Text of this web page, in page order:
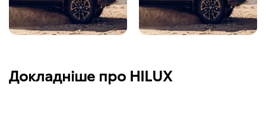
Докладніше про HILUX